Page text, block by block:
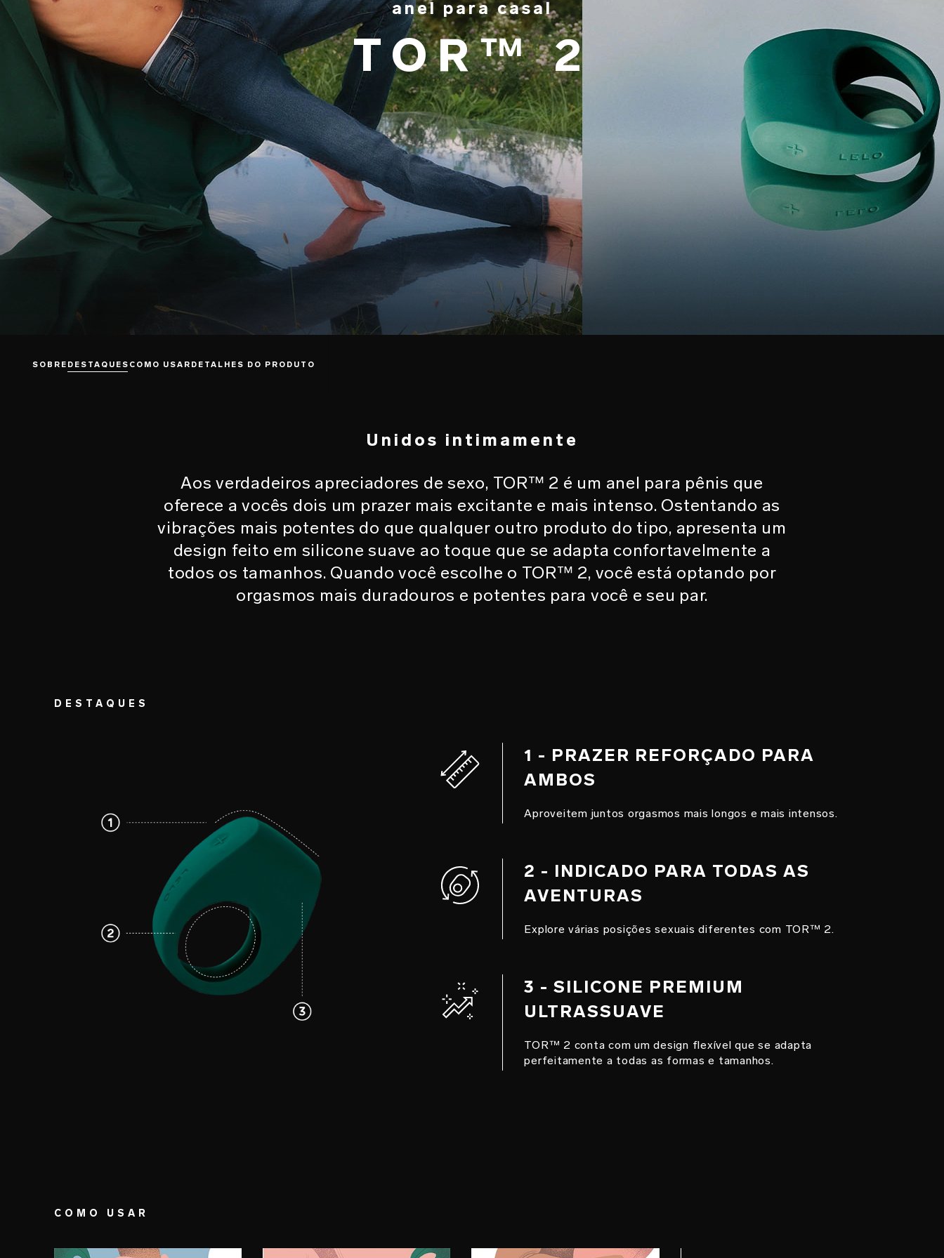
anel para casal
TOR™ 2
SOBRE DESTAQUES COMO USAR DETALHES DO PRODUTO
Unidos intimamente
Aos verdadeiros apreciadores de sexo, TOR™ 2 é um anel para pênis que
oferece a vocês dois um prazer mais excitante e mais intenso. Ostentando as
vibrações mais potentes do que qualquer outro produto do tipo, apresenta um
design feito em silicone suave ao toque que se adapta confortavelmente a
todos os tamanhos. Quando você escolhe o TOR™ 2, você está optando por
orgasmos mais duradouros e potentes para você e seu par.
DESTAQUES
1 - PRAZER REFORÇADO PARA
AMBOS
Aproveitem juntos orgasmos mais longos e mais intensos.
2 - INDICADO PARA TODAS AS
AVENTURAS
Explore várias posições sexuais diferentes com TOR™ 2.
3 - SILICONE PREMIUM
ULTRASSUAVE
TOR™ 2 conta com um design flexível que se adapta
perfeitamente a todas as formas e tamanhos.
COMO USAR
PASSO 1 PASSO 2 PASSO 3